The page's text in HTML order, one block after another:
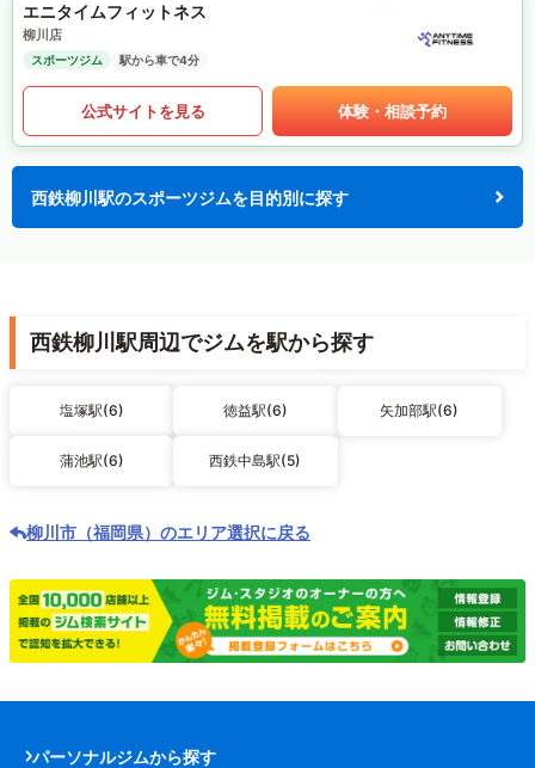
エニタイムフィットネス
柳川店
スポーツジム 駅から車で4分
公式サイトを見る 体験・相談予約
西鉄柳川駅のスポーツジムを目的別に探す
西鉄柳川駅周辺でジムを駅から探す
塩塚駅(6) 徳益駅(6) 矢加部駅(6)
蒲池駅(6) 西鉄中島駅(5)
柳川市（福岡県）のエリア選択に戻る
パーソナルジムから探す